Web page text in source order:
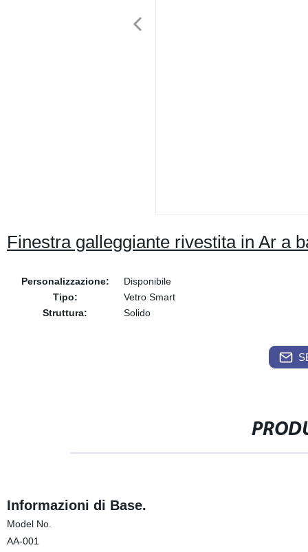
Finestra galleggiante rivestita in Ar a
Personalizzazione:
Disponibile
Tipo:
Vetro Smart
Struttura:
Solido
Informazioni di Base.
Model No.
AA-001